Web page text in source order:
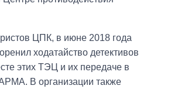
ЦПК, в июне 2018 года
ходатайство детективов
этих ТЭЦ и их передаче в
В организации также